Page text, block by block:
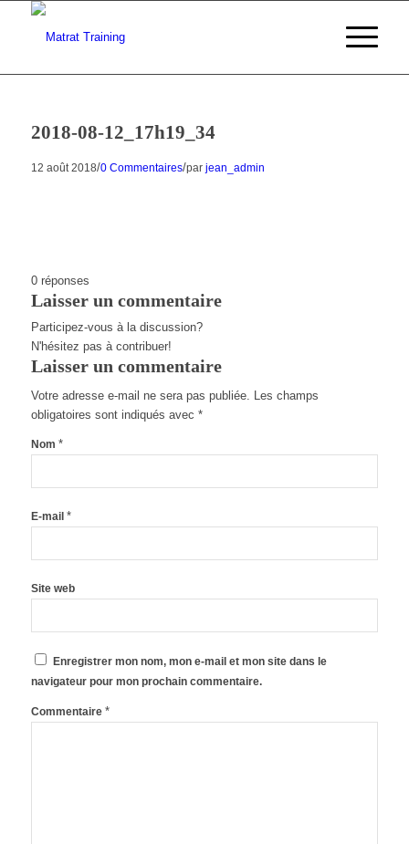
2018-08-12_17h19_34
12 août 2018/0 Commentaires/par jean_admin
0 réponses
Laisser un commentaire
Participez-vous à la discussion?
N'hésitez pas à contribuer!
Laisser un commentaire
Votre adresse e-mail ne sera pas publiée. Les champs
obligatoires sont indiqués avec *
Nom *
E-mail *
Site web
Enregistrer mon nom, mon e-mail et mon site dans le
navigateur pour mon prochain commentaire.
Commentaire *